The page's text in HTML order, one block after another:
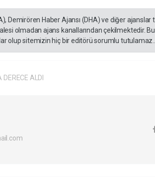
Demirören Haber Ajansı (DHA) ve diğer ajanslar
olmadan ajans kanallarından çekilmektedir.
olup sitemizin hiç bir editörü sorumlu
ALDI